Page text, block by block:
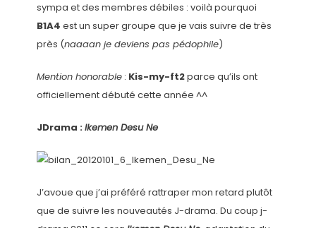
sympa et des membres débiles : voilà pourquoi
B1A4 est un super groupe que je vais suivre de très
près (naaaan je deviens pas pédophile)
Mention honorable: Kis-my-ft2parce qu’ils ont
officiellement débuté cette année ^^
JDrama :Ikemen Desu Ne
J’avoue que j’ai préféré rattraper mon retard plutôt
que de suivre les nouveautés J-drama. Du coup j-